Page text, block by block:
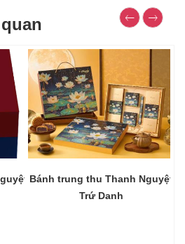
Bánh trung thu Thanh Nguyệt
Trứ Danh